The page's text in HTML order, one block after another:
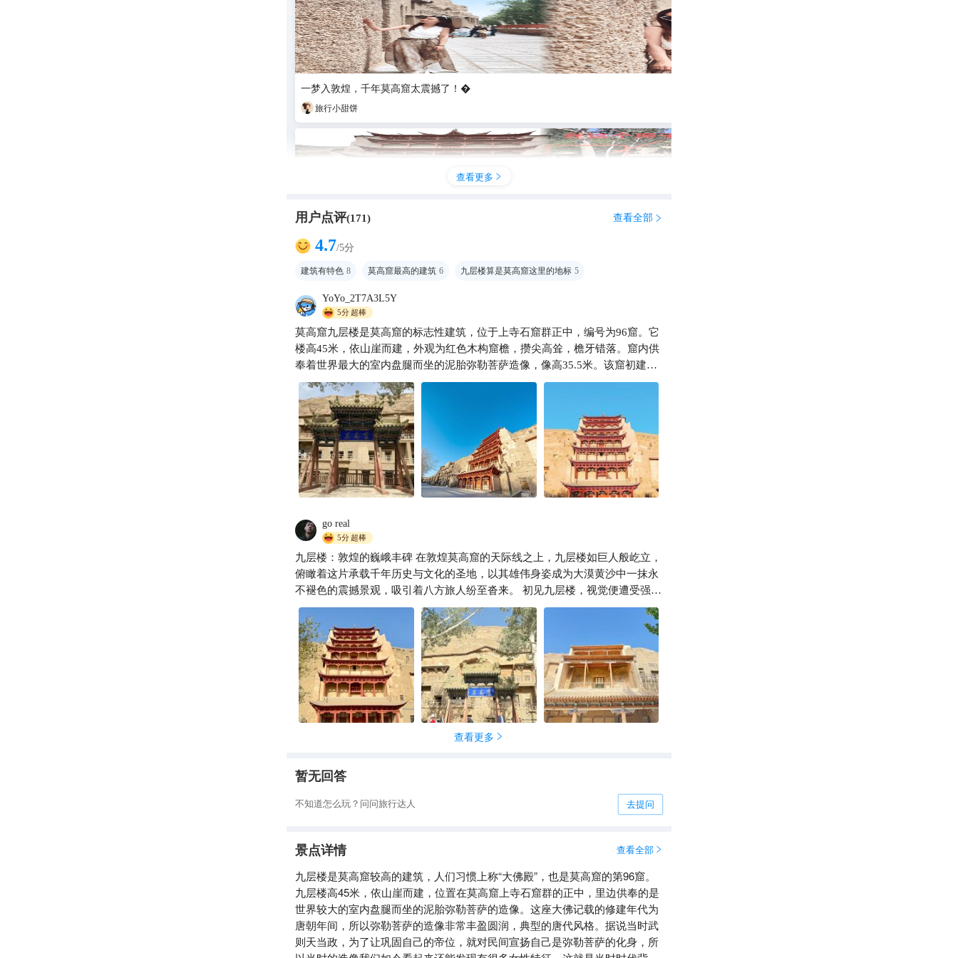
一梦入敦煌，千年莫高窟太震撼了！�
旅行小甜饼
嘘??～莫高窟应急票竟比普票更香？敦煌游玩
简单英英
查看更多 
用户点评(171) 查看全部 
4.7/5分
建筑有特色 8 莫高窟最高的建筑 6 九层楼算是莫高窟这里的地标 5
YoYo_2T7A3L5Y
5分超棒
莫高窟九层楼是莫高窟的标志性建筑，位于上寺石窟群正中，编号为96窟。它
楼高45米，依山崖而建，外观为红色木构窟檐，攒尖高耸，檐牙错落。窟内供
奉着世界最大的室内盘腿而坐的泥胎弥勒菩萨造像，像高35.5米。该窟初建于
唐延载二年，历经多次重修，现存建筑体现了唐代雄伟壮观的气势。
go real
5分超棒
九层楼：敦煌的巍峨丰碑 在敦煌莫高窟的天际线之上，九层楼如巨人般屹立，
俯瞰着这片承载千年历史与文化的圣地，以其雄伟身姿成为大漠黄沙中一抹永
不褪色的震撼景观，吸引着八方旅人纷至沓来。 初见九层楼，视觉便遭受强烈
冲击。拔地而起的楼阁直插云霄，九层飞檐层层叠叠，错落有致，恰似一只欲
展翅高飞的凤凰，在苍穹之下尽显磅礴气势。朱红色的楼身与大漠的土黄形成
鲜明对比，鲜艳夺目又和谐相融，仿若一幅雄浑壮阔的油画。阳光倾洒，金色
光辉勾勒出建筑轮廓，飞檐上的琉璃瓦折射出五彩光芒，熠熠生辉，让人不禁
感叹其壮美非凡。 沿着蜿蜒小径走近，愈发能感受到九层楼的厚重与庄严。楼
体建筑工艺精湛绝伦，木质结构榫卯相扣，历经风雨侵蚀、岁月磨砺，依然坚
固如初，彰显着古代工匠高超的技艺智慧。每一层的栏杆、斗拱都雕刻精美，
龙凤呈祥、花卉鱼虫等图案栩栩如生，细腻的纹理间流淌着传统文化的血液，
仿佛将历史的故事一一诉说。抬头仰望，高悬于顶层的牌匾“北大像”三字苍劲
刹那间，心灵被深深震撼。这尊大佛高约 35.5 米，庄严肃穆，双目微闭，慈悲
金光闪耀，仿若从佛国云端降临人间。环绕大佛，信徒们虔诚参拜，低语祈
历史书。它始建于初唐，历经多次修缮重建，每一块砖石、每一片瓦砾都承载
着朝代更迭、社会变迁的印记。它见证了丝绸之路的繁华，目睹了莫高窟艺术
的兴衰，在漫长岁月里，始终守护着莫高窟的文化瑰宝，为后世留下无尽的精
神财富。 来敦煌，若错过九层楼，便是与一场极致震撼擦肩而过。它以巍峨之
态、厚重之蕴、神圣之感，给予我们视觉与心灵的双重洗礼，让人流连忘返，
沉浸于敦煌璀璨的历史文化长河之中。
查看更多 
暂无回答
不知道怎么玩？问问旅行达人 去提问
景点详情 查看全部 
九层楼是莫高窟较高的建筑，人们习惯上称“大佛殿”，也是莫高窟的第96窟。
九层楼高45米，依山崖而建，位置在莫高窟上寺石窟群的正中，里边供奉的是
世界较大的室内盘腿而坐的泥胎弥勒菩萨的造像。这座大佛记载的修建年代为
唐朝年间，所以弥勒菩萨的造像非常丰盈圆润，典型的唐代风格。据说当时武
则天当政，为了让巩固自己的帝位，就对民间宣扬自己是弥勒菩萨的化身，所